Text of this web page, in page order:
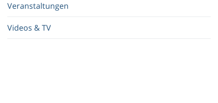
Veranstaltungen
Videos & TV